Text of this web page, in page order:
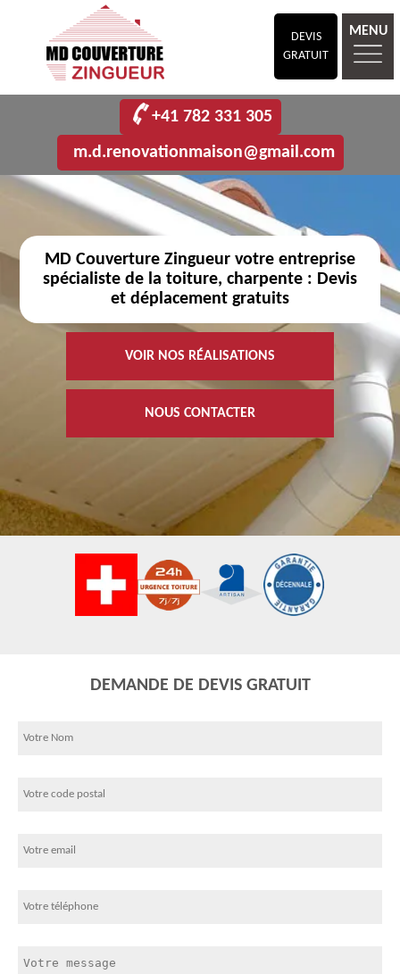
DEVIS
GRATUIT
MENU
+41 782 331 305
m.d.renovationmaison@gmail.com
MD Couverture Zingueur votre entreprise
spécialiste de la toiture, charpente : Devis
et déplacement gratuits
VOIR NOS RÉALISATIONS
NOUS CONTACTER
DEMANDE DE DEVIS GRATUIT